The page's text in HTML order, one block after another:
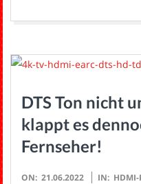
DTS Ton nicht
klappt es
Fernseher!
2022-
ON: 21.06.2022 IN: HDMI-